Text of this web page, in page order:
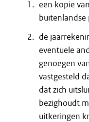
een kopie
buitenlandse
de
eventuele
genoegen
vastgesteld
dat zich
bezighoudt
uitkeringen